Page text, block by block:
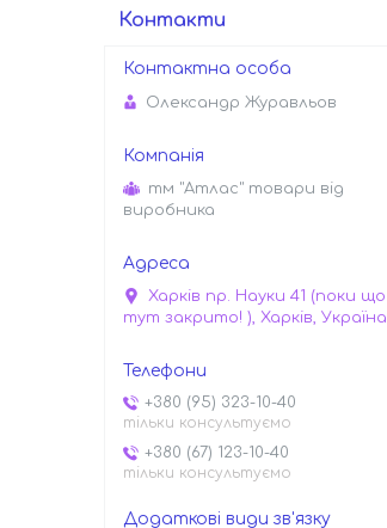
Контакти
Олександр Журавльов
тм "Атлас" товари від
виробника
Харків пр. Науки 41 (поки що
тут закрито! ), Харків, Україна
+380 (95) 323-10-40
тільки консультуємо
+380 (67) 123-10-40
тільки консультуємо